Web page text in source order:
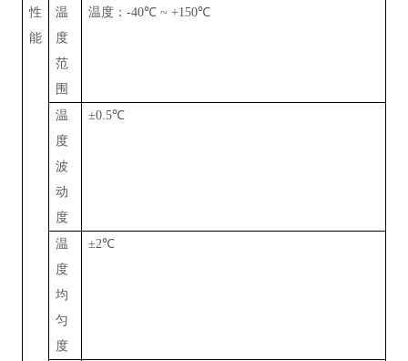
性
能
温
度
范
围
温度： -40℃~ +150℃
温
度
波
动
度
±0.5℃
温
度
均
匀
度
±2℃